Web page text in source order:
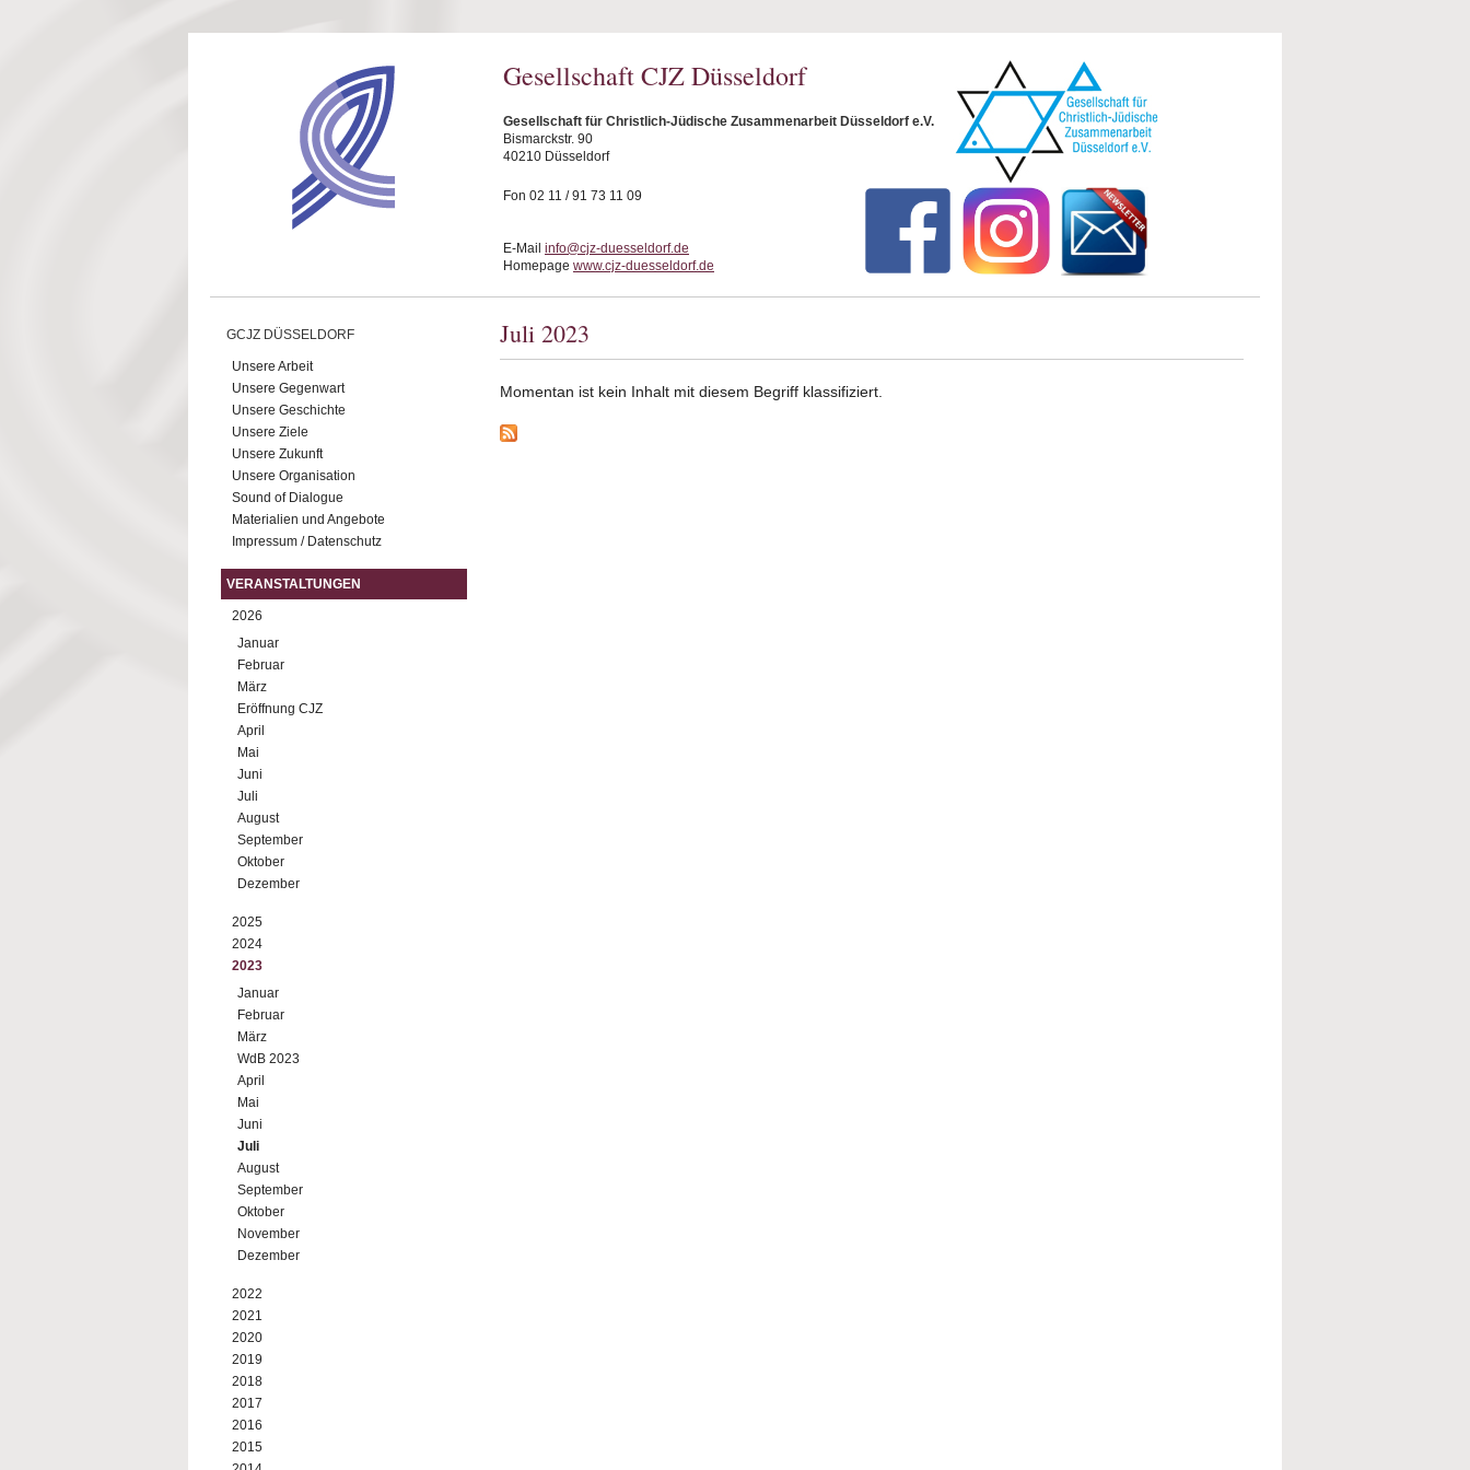
Gesellschaft CJZ Düsseldorf
Gesellschaft für Christlich-Jüdische Zusammenarbeit Düsseldorf e.V.
Bismarckstr. 90
40210 Düsseldorf
Fon 02 11 / 91 73 11 09
E-Mail info@cjz-duesseldorf.de
Homepage www.cjz-duesseldorf.de
GCJZ DÜSSELDORF
Unsere Arbeit
Unsere Gegenwart
Unsere Geschichte
Unsere Ziele
Unsere Zukunft
Unsere Organisation
Sound of Dialogue
Materialien und Angebote
Impressum / Datenschutz
VERANSTALTUNGEN
2026
Januar
Februar
März
Eröffnung CJZ
April
Mai
Juni
Juli
August
September
Oktober
Dezember
2025
2024
2023
Januar
Februar
März
WdB 2023
April
Mai
Juni
Juli
August
September
Oktober
November
Dezember
2022
2021
2020
2019
2018
2017
2016
2015
Juli 2023
Momentan ist kein Inhalt mit diesem Begriff klassifiziert.